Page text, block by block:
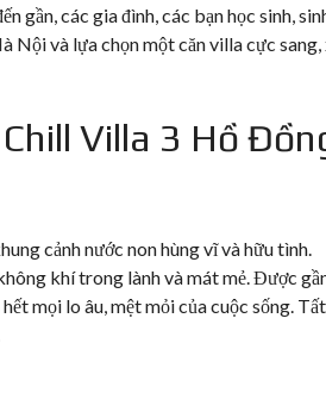
gần, các gia đình, các bạn học sinh,
Nội và lựa chọn một căn villa cực sang,
Villa 3 Hồ
cảnh nước non hùng vĩ và hữu tình.
khí trong lành và mát mẻ. Được
mọi lo âu, mệt mỏi của cuộc sống.